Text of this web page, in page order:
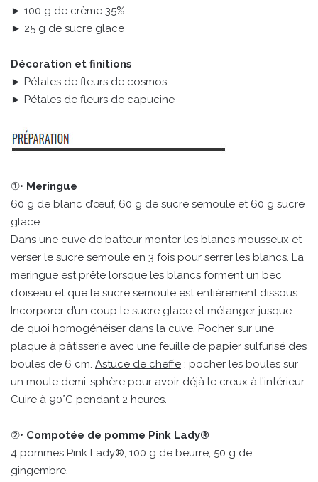
► 100 g de crème 35%
► 25 g de sucre glace
Décoration et finitions
► Pétales de fleurs de cosmos
► Pétales de fleurs de capucine
①• Meringue
60 g de blanc d’œuf, 60 g de sucre semoule et 60 g sucre
glace.
Dans une cuve de batteur monter les blancs mousseux et
verser le sucre semoule en 3 fois pour serrer les blancs. La
meringue est prête lorsque les blancs forment un bec
d’oiseau et que le sucre semoule est entièrement dissous.
Incorporer d’un coup le sucre glace et mélanger jusque
de quoi homogénéiser dans la cuve. Pocher sur une
plaque à pâtisserie avec une feuille de papier sulfurisé des
boules de 6 cm. Astuce de cheffe : pocher les boules sur
un moule demi-sphère pour avoir déjà le creux à l’intérieur.
Cuire à 90°C pendant 2 heures.
②• Compotée de pomme Pink Lady®
4 pommes Pink Lady®, 100 g de beurre, 50 g de
gingembre.